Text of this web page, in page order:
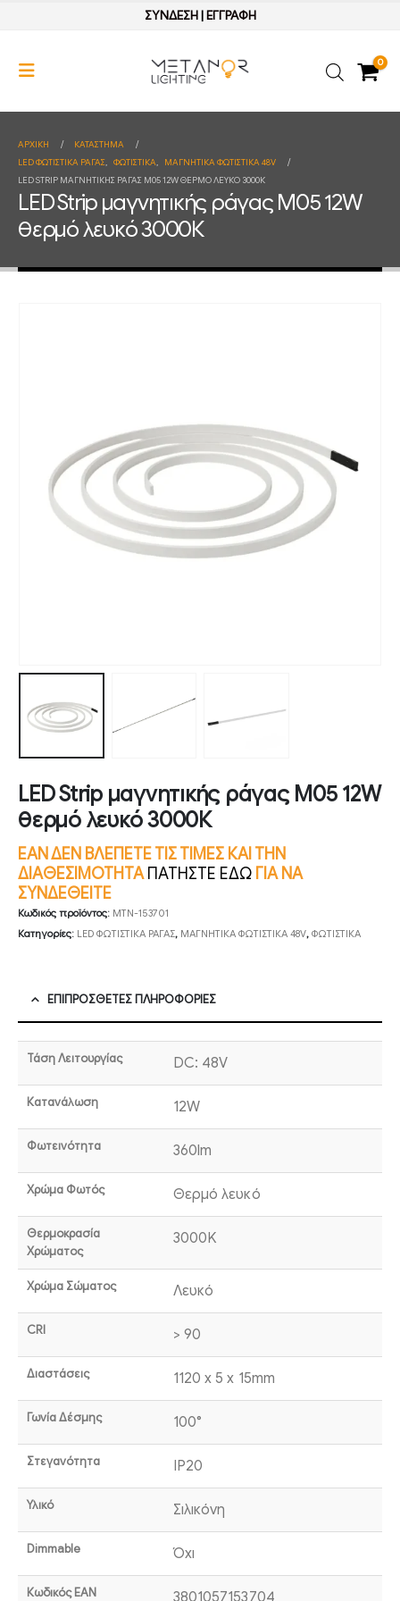
ΣΥΝΔΕΣΗ| ΕΓΓΡΑΦΗ
0
ΑΡΧΙΚΉ
ΚΑΤΆΣΤΗΜΑ
LED ΦΩΤΙΣΤΙΚΑ ΡΑΓΑΣ, ΦΩΤΙΣΤΙΚΑ,
ΜΑΓΝΗΤΙΚΑ ΦΩΤΙΣΤΙΚΑ 48V
LED STRIP ΜΑΓΝΗΤΙΚΉΣ ΡΆΓΑΣ M05 12W ΘΕΡΜΌ ΛΕΥΚΌ 3000Κ
LED Strip μαγνητικής ράγας M05 12W
θερμό λευκό 3000Κ
LED Strip μαγνητικής ράγας M05 12W
θερμό λευκό 3000Κ
ΕΑΝ ΔΕΝ ΒΛΕΠΕΤΕ ΤΙΣ ΤΙΜΕΣ ΚΑΙ ΤΗΝ
ΔΙΑΘΕΣΙΜΟΤΗΤΑ ΠΑΤΗΣΤΕ ΕΔΩ ΓΙΑ ΝΑ
ΣΥΝΔΕΘΕΙΤΕ
Κωδικός προϊόντος: MTN-153701
Κατηγορίες: LED ΦΩΤΙΣΤΙΚΑ ΡΑΓΑΣ, ΜΑΓΝΗΤΙΚΑ ΦΩΤΙΣΤΙΚΑ 48V, ΦΩΤΙΣΤΙΚΑ
ΕΠΙΠΡΌΣΘΕΤΕΣ ΠΛΗΡΟΦΟΡΊΕΣ
Τάση Λειτουργίας DC: 48V
Κατανάλωση 12W
Φωτεινότητα 360lm
Χρώμα Φωτός Θερμό λευκό
Θερμοκρασία
Χρώματος
3000K
Χρώμα Σώματος Λευκό
CRI > 90
Διαστάσεις 1120 x 5 x 15mm
Γωνία Δέσμης 100°
Στεγανότητα IP20
Υλικό Σιλικόνη
Dimmable Όχι
Κωδικός EAN 3801057153704